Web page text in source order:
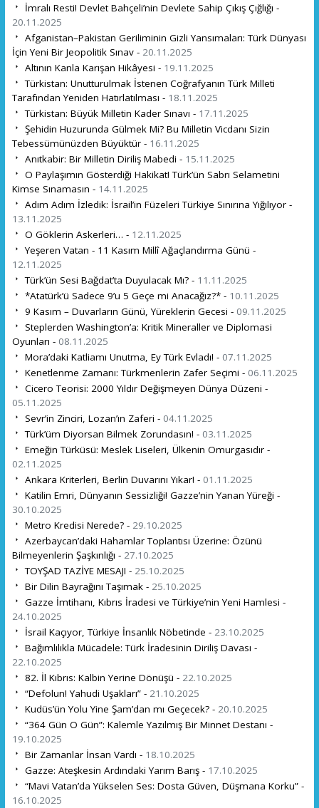
İmralı Resti! Devlet Bahçeli’nin Devlete Sahip Çıkış Çığlığı -
20.11.2025
Afganistan–Pakistan Geriliminin Gizli Yansımaları: Türk Dünyası
İçin Yeni Bir Jeopolitik Sınav - 20.11.2025
Altının Kanla Karışan Hikâyesi - 19.11.2025
Türkistan: Unutturulmak İstenen Coğrafyanın Türk Milleti
Tarafından Yeniden Hatırlatılması - 18.11.2025
Türkistan: Büyük Milletin Kader Sınavı - 17.11.2025
Şehidin Huzurunda Gülmek Mi? Bu Milletin Vicdanı Sizin
Tebessümünüzden Büyüktür - 16.11.2025
Anıtkabir: Bir Milletin Diriliş Mabedi - 15.11.2025
O Paylaşımın Gösterdiği Hakikat! Türk’ün Sabrı Selametini
Kimse Sınamasın - 14.11.2025
Adım Adım İzledik: İsrail’in Füzeleri Türkiye Sınırına Yığılıyor -
13.11.2025
O Göklerin Askerleri… - 12.11.2025
Yeşeren Vatan - 11 Kasım Millî Ağaçlandırma Günü -
12.11.2025
Türk’ün Sesi Bağdat’ta Duyulacak Mı? - 11.11.2025
*Atatürk’ü Sadece 9’u 5 Geçe mi Anacağız?* - 10.11.2025
9 Kasım – Duvarların Günü, Yüreklerin Gecesi - 09.11.2025
Steplerden Washington’a: Kritik Mineraller ve Diplomasi
Oyunları - 08.11.2025
Mora’daki Katliamı Unutma, Ey Türk Evladı! - 07.11.2025
Kenetlenme Zamanı: Türkmenlerin Zafer Seçimi - 06.11.2025
Cicero Teorisi: 2000 Yıldır Değişmeyen Dünya Düzeni -
05.11.2025
Sevr’in Zinciri, Lozan’ın Zaferi - 04.11.2025
Türk’üm Diyorsan Bilmek Zorundasın! - 03.11.2025
Emeğin Türküsü: Meslek Liseleri, Ülkenin Omurgasıdır -
02.11.2025
Ankara Kriterleri, Berlin Duvarını Yıkar! - 01.11.2025
Katilin Emri, Dünyanın Sessizliği! Gazze’nin Yanan Yüreği -
30.10.2025
Metro Kredisi Nerede? - 29.10.2025
Azerbaycan’daki Hahamlar Toplantısı Üzerine: Özünü
Bilmeyenlerin Şaşkınlığı - 27.10.2025
TOYŞAD TAZİYE MESAJI - 25.10.2025
Bir Dilin Bayrağını Taşımak - 25.10.2025
Gazze İmtihanı, Kıbrıs İradesi ve Türkiye’nin Yeni Hamlesi -
24.10.2025
İsrail Kaçıyor, Türkiye İnsanlık Nöbetinde - 23.10.2025
Bağımlılıkla Mücadele: Türk İradesinin Diriliş Davası -
22.10.2025
82. İl Kıbrıs: Kalbin Yerine Dönüşü - 22.10.2025
“Defolun! Yahudi Uşakları” - 21.10.2025
Kudüs’ün Yolu Yine Şam’dan mı Geçecek? - 20.10.2025
“364 Gün O Gün”: Kalemle Yazılmış Bir Minnet Destanı -
19.10.2025
Bir Zamanlar İnsan Vardı - 18.10.2025
Gazze: Ateşkesin Ardındaki Yarım Barış - 17.10.2025
“Mavi Vatan’da Yükselen Ses: Dosta Güven, Düşmana Korku” -
16.10.2025